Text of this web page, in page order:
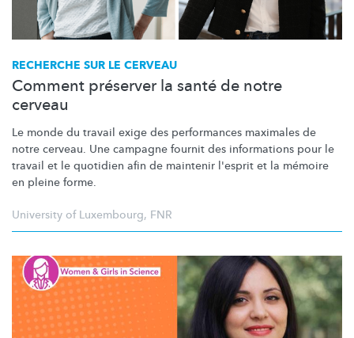
RECHERCHE SUR LE CERVEAU
Comment préserver la santé de notre
cerveau
Le monde du travail exige des performances maximales de
notre cerveau. Une campagne fournit des informations pour le
travail et le quotidien afin de maintenir l'esprit et la mémoire
en pleine forme.
University of Luxembourg, FNR